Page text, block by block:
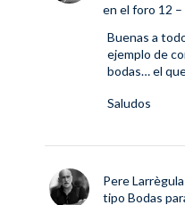
en el foro 12 –
Buenas a
ejemplo de
bodas… el
Saludos
Pere Larrègula
tipo Bodas